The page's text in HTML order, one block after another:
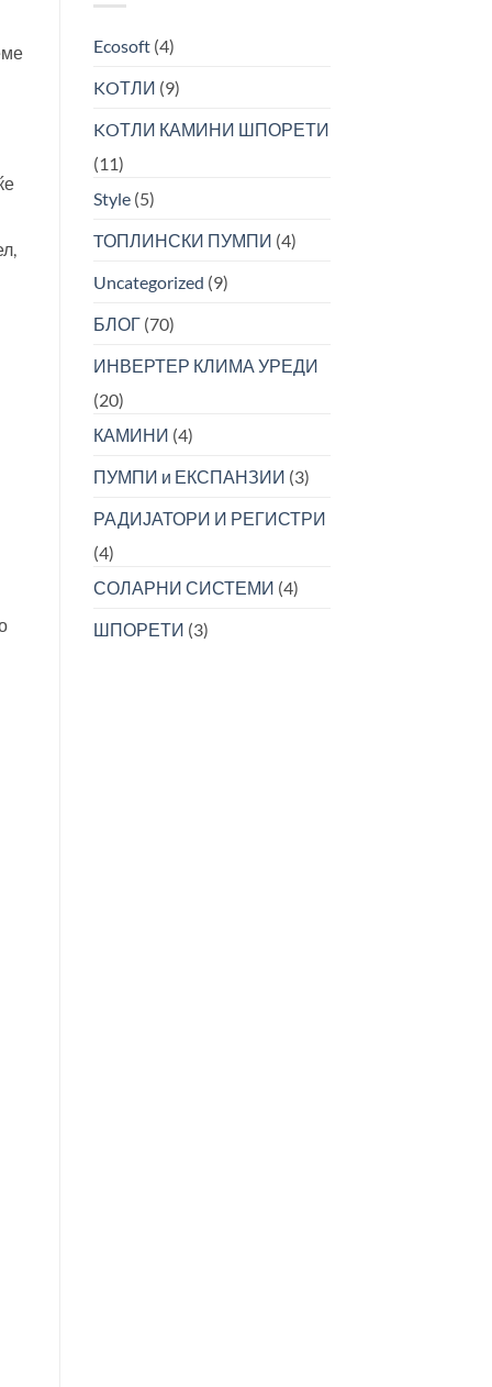
и
пумпи
греење
ладење
Ecosoft(4)
KOТЛИ (9)
KOТЛИ КАМИНИ ШПОРЕТИ
(11)
Style(5)
TОПЛИНСКИ ПУМПИ (4)
Uncategorized (9)
БЛОГ(70)
ИНВЕРТЕР КЛИМА УРЕДИ
(20)
КАМИНИ (4)
ПУМПИ и ЕКСПАНЗИИ (3)
РАДИЈАТОРИ И РЕГИСТРИ
(4)
СОЛАРНИ СИСТЕМИ (4)
ШПОРЕТИ (3)